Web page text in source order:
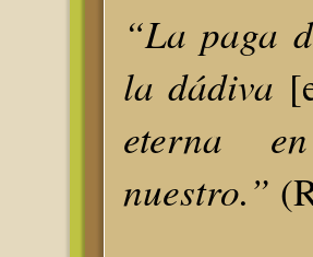
“La paga
la dádiva
eterna
nuestro.”